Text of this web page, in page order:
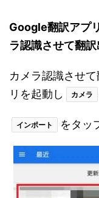
Google翻訳アプ
ラ認識させて翻訳
カメラ認識させ
リを起動し
カメラ
インポート をタッ